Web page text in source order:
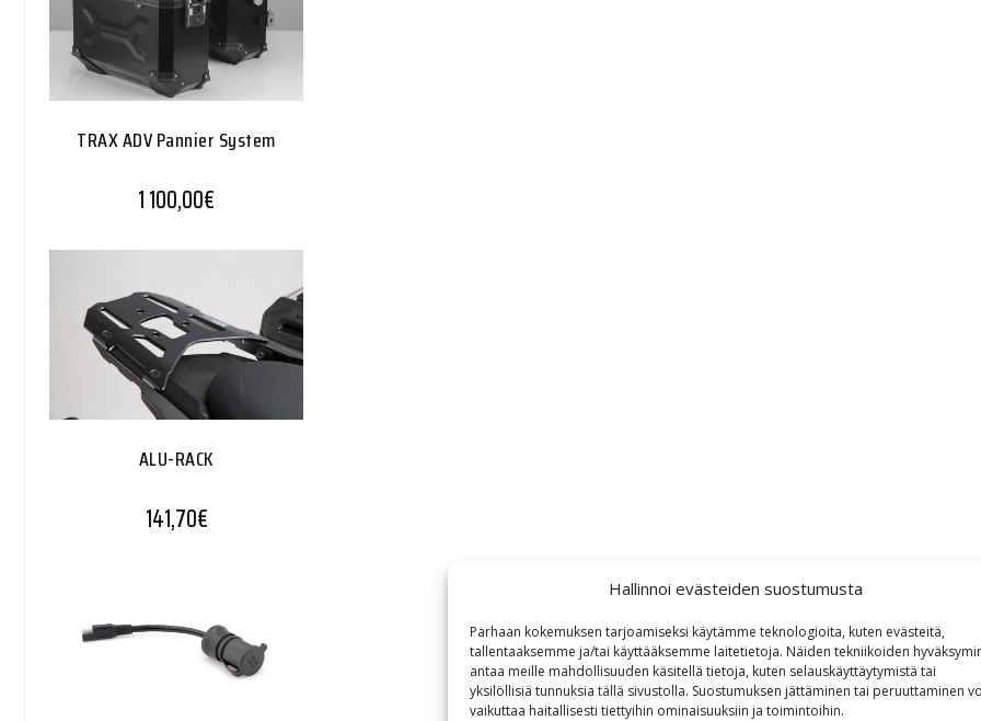
Hallinnoi evästeiden suostumusta
Parhaan kokemuksen tarjoamiseksi käytämme teknologioita, kuten evästeitä,
tallentaaksemme ja/tai käyttääksemme laitetietoja. Näiden tekniikoiden
antaa meille mahdollisuuden käsitellä tietoja, kuten selauskäyttäytymistä tai
yksilöllisiä tunnuksia tällä sivustolla. Suostumuksen jättäminen tai peruuttaminen
vaikuttaa haitallisesti tiettyihin ominaisuuksiin ja toimintoihin.
TRAX ADV Pannier System
1 100,00€
ALU-RACK
141,70€